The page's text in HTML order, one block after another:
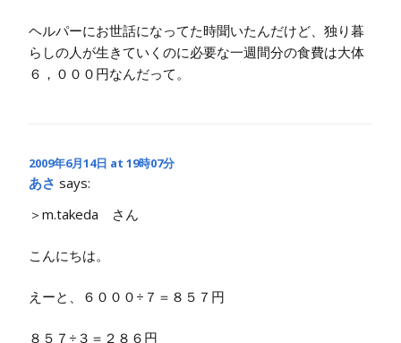
ヘルパーにお世話になってた時聞いたんだけど、独り暮
らしの人が生きていくのに必要な一週間分の食費は大体
６，０００円なんだって。
2009年6月14日 at 19時07分
あさ says:
＞m.takeda さん
こんにちは。
えーと、６０００÷７＝８５７円
８５７÷３＝２８６円